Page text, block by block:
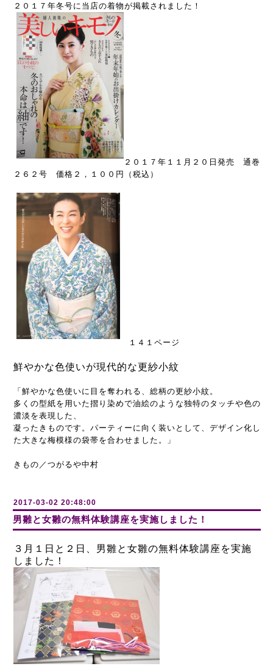
２０１７年冬号に当店の着物が掲載されました！
２０１７年１１月２０日発売 通巻
２６２号 価格２，１００円（税込）
１４１ページ
鮮やかな色使いが現代的な更紗小紋
「鮮やかな色使いに目を奪われる、総柄の更紗小紋。
多くの型紙を用いた摺り染めで油絵のような独特のタッチや色の
濃淡を表現した、
凝ったきものです。パーティーに向く装いとして、デザイン化し
た大きな梅模様の袋帯を合わせました。」
きもの／つがるや中村
2017-03-02 20:48:00
男雛と女雛の無料体験講座を実施しました！
３月１日と２日、男雛と女雛の無料体験講座を実施
しました！